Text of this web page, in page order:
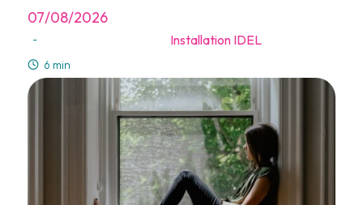
07/08/2026
- Installation IDEL
6 min